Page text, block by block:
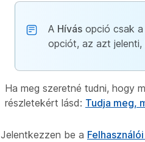
A Hívás opció csak a
opciót, az azt jelenti,
Ha meg szeretné tudni, hogy
részletekért lásd: Tudja meg,
Jelentkezzen be a